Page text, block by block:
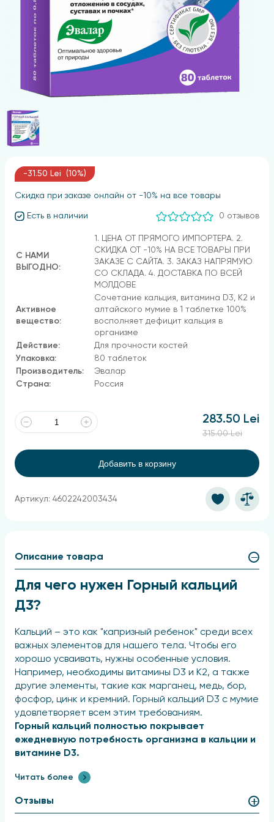
-31.50 Lei (10%)
Скидка при заказе онлайн от -10% на все товары
Есть в наличии 0 отзывов
С НАМИ
ВЫГОДНО:
1. ЦЕНА ОТ ПРЯМОГО ИМПОРТЕРА. 2.
СКИДКА ОТ -10% НА ВСЕ ТОВАРЫ ПРИ
ЗАКАЗЕ С САЙТА. 3. ЗАКАЗ НАПРЯМУЮ
СО СКЛАДА. 4. ДОСТАВКА ПО ВСЕЙ
МОЛДОВЕ
Активное
вещество:
Сочетание кальция, витамина D3, К2 и
алтайского мумие в 1 таблетке 100%
восполняет дефицит кальция в
организме
Действие:
Для прочности костей
Упаковка:
80 таблеток
Производитель:
Эвалар
Страна:
Россия
283.50 Lei
315.00 Lei
Добавить в корзину
Артикул: 4602242003434
Описание товара
Для чего нужен Горный кальций
Д3?
Кальций – это как "капризный ребенок" среди всех
важных элементов для нашего тела. Чтобы его
хорошо усваивать, нужны особенные условия.
Например, необходимы витамины D3 и K2, а также
другие элементы, такие как марганец, медь, бор,
фосфор, цинк и кремний. Горный кальций D3 с мумие
удовлетворяет всем этим требованиям.
Горный кальций полностью покрывает
ежедневную потребность организма в кальции и
витамине D3.
содержит более 30 различных элементов, что
Читать более
Отзывы